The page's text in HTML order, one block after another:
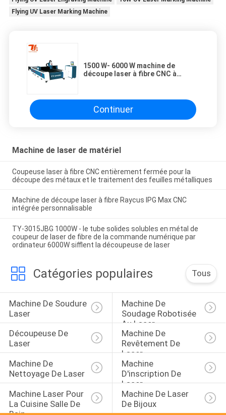
Flying UV Laser Marking Machine
1500 W- 6000 W machine de
découpe laser à fibre CNC à
Continuer
Machine de laser de matériel
Coupeuse laser à fibre CNC entièrement fermée pour la
découpe des métaux et le traitement des feuilles métalliques
Machine de découpe laser à fibre Raycus IPG Max CNC
intégrée personnalisable
TY-3015JBG 1000W - le tube solides solubles en métal de
coupeur de laser de fibre de la commande numérique par
ordinateur 6000W sifflent la découpeuse de laser
Catégories populaires Tous
Machine De Soudure
Laser
Machine De
Soudage Robotisée
Au Laser
Découpeuse De
Laser
Machine De
Revêtement De
Laser
Machine De
Nettoyage De Laser
Machine
D'inscription De
Laser
Machine Laser Pour
La Cuisine Salle De
Machine De Laser
De Bijoux